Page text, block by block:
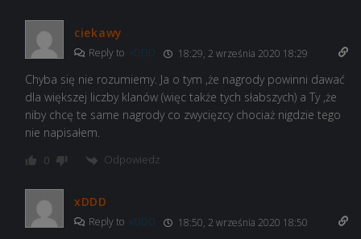
ciekawy
Reply to xDDD 18:29, 2 września 2020 18:29
Chyba się nie rozumiemy. Ja o tym ,że nagrody powinni dawać
dla większej liczby klanów (więc także tych słabszych) a Ty ,że
niby chcę te same nagrody co zwycięzcy chociaż nigdzie tego
nie napisałem.
0 Odpowiedz
xDDD
Reply to xDDD 18:50, 2 września 2020 18:50